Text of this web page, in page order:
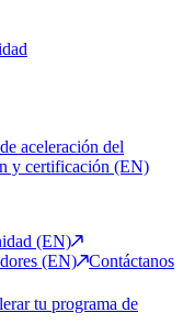
aceleración del
y certificación (EN)
(EN)
(EN) Contáctanos
tu programa de